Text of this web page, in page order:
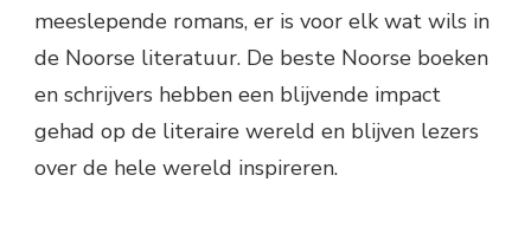
meeslepende romans, er is voor elk wat wils in
de Noorse literatuur. De beste Noorse boeken
en schrijvers hebben een blijvende impact
gehad op de literaire wereld en blijven lezers
over de hele wereld inspireren.